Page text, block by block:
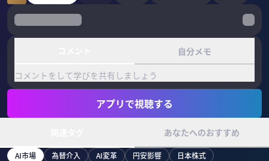
自分メモ
コメントをして学びを共有しましょう
アプリで視聴する
あなたへのおすすめ
AI市場 為替介入 AI変革 円安影響 日本株式